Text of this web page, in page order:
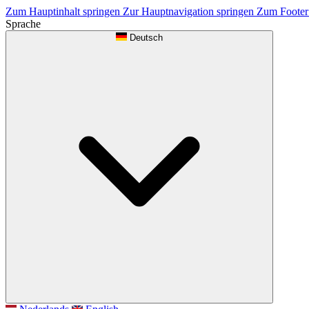
Zum Hauptinhalt springen Zur Hauptnavigation springen Zum
Sprache
Deutsch